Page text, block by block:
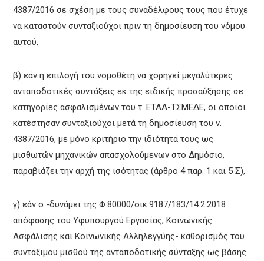
4387/2016 σε σχέση με τους συναδέλφους τους που έτυχε
να καταστούν συνταξιούχοι πριν τη δημοσίευση του νόμου
αυτού,
β) εάν η επιλογή του νομοθέτη να χορηγεί μεγαλύτερες
ανταποδοτικές συντάξεις εκ της ειδικής προσαύξησης σε
κατηγορίες ασφαλισμένων του τ. ΕΤΑΑ-ΤΣΜΕΔΕ, οι οποίοι
κατέστησαν συνταξιούχοι μετά τη δημοσίευση του ν.
4387/2016, με μόνο κριτήριο την ιδιότητά τους ως
μισθωτών μηχανικών απασχολούμενων στο Δημόσιο,
παραβιάζει την αρχή της ισότητας (άρθρο 4 παρ. 1 και 5 Σ),
γ) εάν ο -δυνάμει της Φ.80000/οικ.9187/183/14.2.2018
απόφασης του Υφυπουργού Εργασίας, Κοινωνικής
Ασφάλισης και Κοινωνικής Αλληλεγγύης- καθορισμός του
συντάξιμου μισθού της ανταποδοτικής σύνταξης ως βάσης